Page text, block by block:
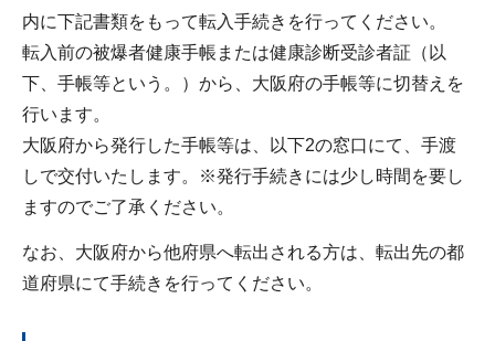
内に下記書類をもって転入手続きを行ってください。
転入前の被爆者健康手帳または健康診断受診者証（以
下、手帳等という。）から、大阪府の手帳等に切替えを
行います。
大阪府から発行した手帳等は、以下2の窓口にて、手渡
しで交付いたします。※発行手続きには少し時間を要し
ますのでご了承ください。
なお、大阪府から他府県へ転出される方は、転出先の都
道府県にて手続きを行ってください。